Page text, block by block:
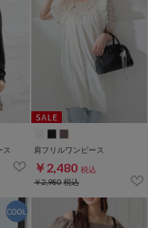
ス 肩フリルワンピース
￥2,480 税込
￥2,980税込